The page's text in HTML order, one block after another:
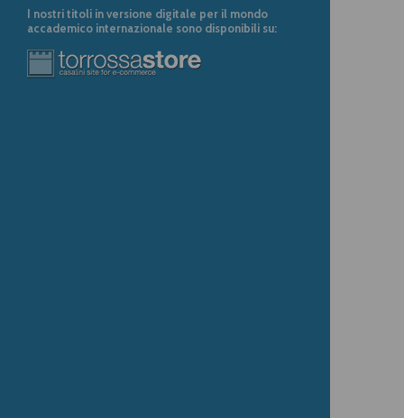
I nostri titoli in versione digitale per il mondo
accademico internazionale sono disponibili su: